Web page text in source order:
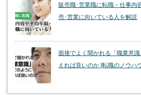
販売職･営業職に転職－仕事内
売･営業に向いている人を解説
面接でよく聞かれる「職業意
えれば良いのか [転職のノウハ